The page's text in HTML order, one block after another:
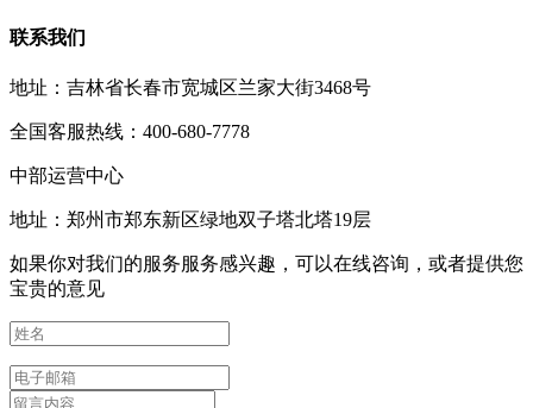
联系我们
地址：吉林省长春市宽城区兰家大街3468号
全国客服热线：400-680-7778
中部运营中心
地址：郑州市郑东新区绿地双子塔北塔19层
如果你对我们的服务服务感兴趣，可以在线咨询，或者提供您
宝贵的意见